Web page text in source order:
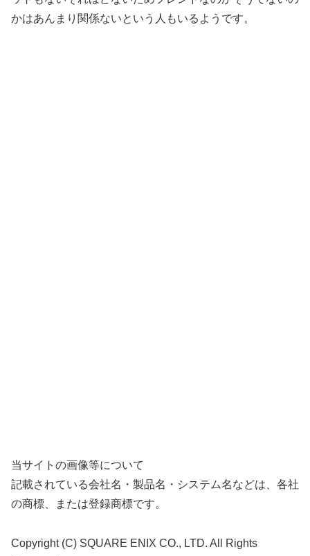
かはあんまり関係ないという人もいるようです。
当サイトの画像等について
記載されている会社名・製品名・システム名などは、各社
の商標、または登録商標です。
Copyright (C) SQUARE ENIX CO., LTD. All Rights